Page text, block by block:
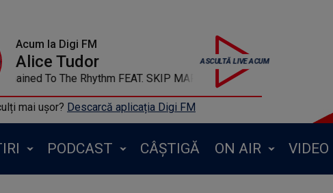
Acum la Digi FM
Alice Tudor
PERRY - Chained To The Rhythm FEAT. SKIP MARLEY
mai ușor? Descarcă aplicația Digi FM
PODCAST CÂȘTIGĂ ON AIR VIDEO